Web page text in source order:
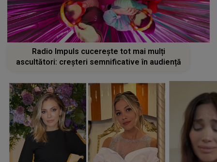
Radio Impuls cucerește tot mai mulți
ascultători: creșteri semnificative în audiență